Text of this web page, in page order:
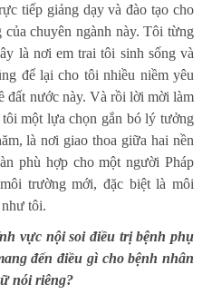
tiếp giảng dạy và đào tạo cho
của chuyên ngành này. Tôi từng
là nơi em trai tôi sinh sống và
để lại cho tôi nhiều niềm yêu
đất nước này. Và rồi lời mời làm
một lựa chọn gắn bó lý tưởng
là nơi giao thoa giữa hai nền
phù hợp cho một người Pháp
trường mới, đặc biệt là môi
tôi.
vực nội soi điều trị bệnh phụ
đến điều gì cho bệnh nhân
nói riêng?